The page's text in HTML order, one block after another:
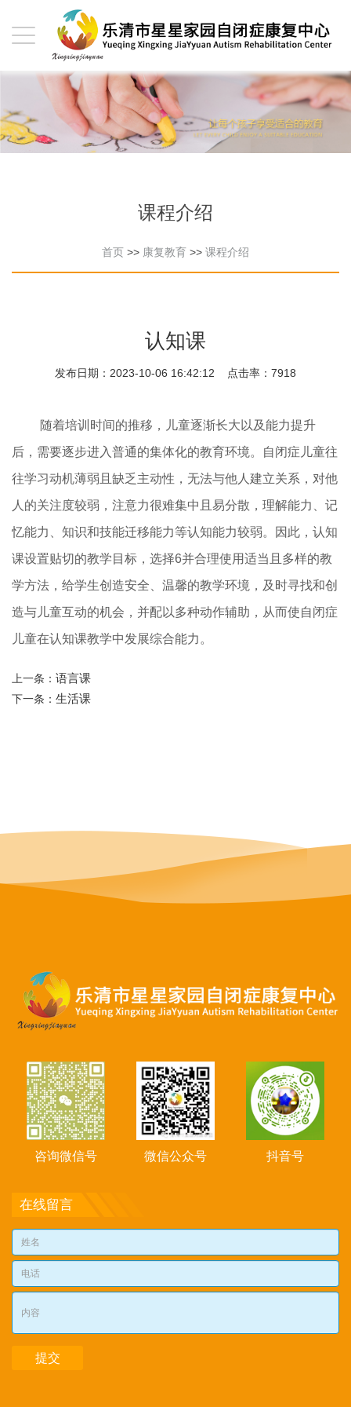
课程介绍
首页 >> 康复教育 >> 课程介绍
认知课
发布日期：2023-10-06 16:42:12 点击率：7918
随着培训时间的推移，儿童逐渐长大以及能力提升
后，需要逐步进入普通的集体化的教育环境。自闭症儿童往
往学习动机薄弱且缺乏主动性，无法与他人建立关系，对他
人的关注度较弱，注意力很难集中且易分散，理解能力、记
忆能力、知识和技能迁移能力等认知能力较弱。因此，认知
课设置贴切的教学目标，选择6并合理使用适当且多样的教
学方法，给学生创造安全、温馨的教学环境，及时寻找和创
造与儿童互动的机会，并配以多种动作辅助，从而使自闭症
儿童在认知课教学中发展综合能力。
上一条： 语言课
下一条： 生活课
咨询微信号 微信公众号 抖音号
在线留言